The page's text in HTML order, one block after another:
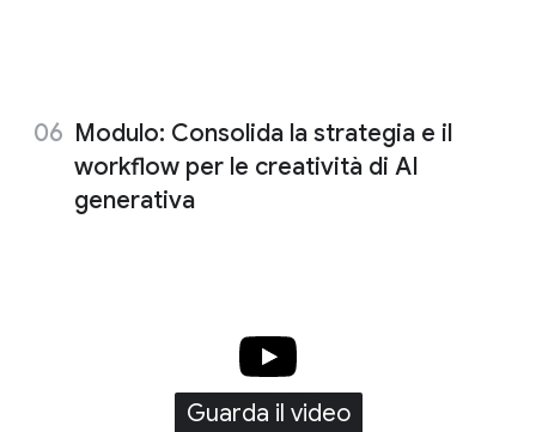
Modulo: Consolida la strategia e il
workflow per le creatività di AI
generativa
Guarda il video